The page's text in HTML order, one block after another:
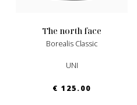
the north face
Borealis Classic
UNI
€ 125.00